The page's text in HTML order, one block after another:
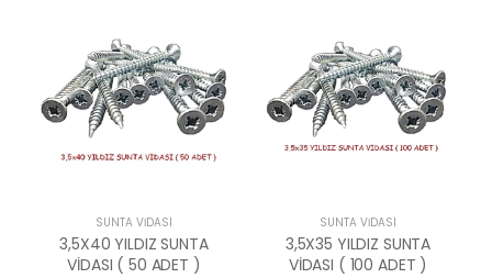
SUNTA VİDASI
3,5X40 YILDIZ SUNTA
VİDASI ( 50 ADET )
SUNTA VİDASI
3,5X35 YILDIZ SUNTA
VİDASI ( 100 ADET )